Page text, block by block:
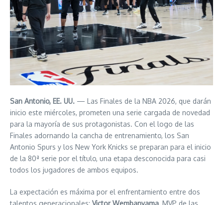
San Antonio, EE. UU. — Las Finales de la NBA 2026, que darán
inicio este miércoles, prometen una serie cargada de novedad
para la mayoría de sus protagonistas. Con el logo de las
Finales adornando la cancha de entrenamiento, los San
Antonio Spurs y los New York Knicks se preparan para el inicio
de la 80ª serie por el título, una etapa desconocida para casi
todos los jugadores de ambos equipos.
La expectación es máxima por el enfrentamiento entre dos